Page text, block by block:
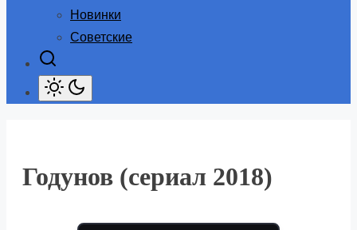
Новинки
Советские
Годунов (сериал 2018)